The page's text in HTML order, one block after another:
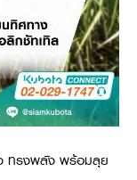
ง ทรงพลัง พร้อมลุย